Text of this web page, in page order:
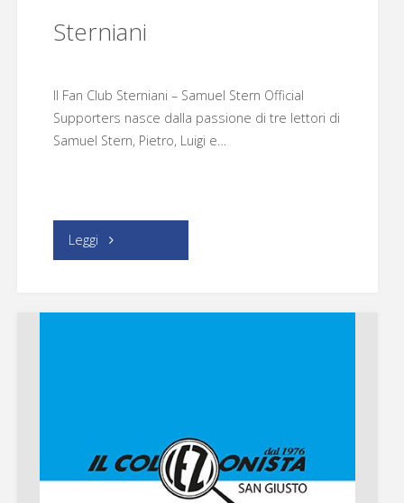
Sterniani
Il Fan Club Sterniani – Samuel Stern Official
Supporters nasce dalla passione di tre lettori di
Samuel Stern, Pietro, Luigi e…
Leggi "Sterniani"